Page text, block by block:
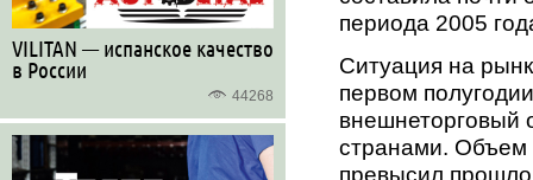
VILITAN — испанское качество
в России
44268
периода 2005
Ситуация на
первом
внешнеторговый
странами. Объем
превысил